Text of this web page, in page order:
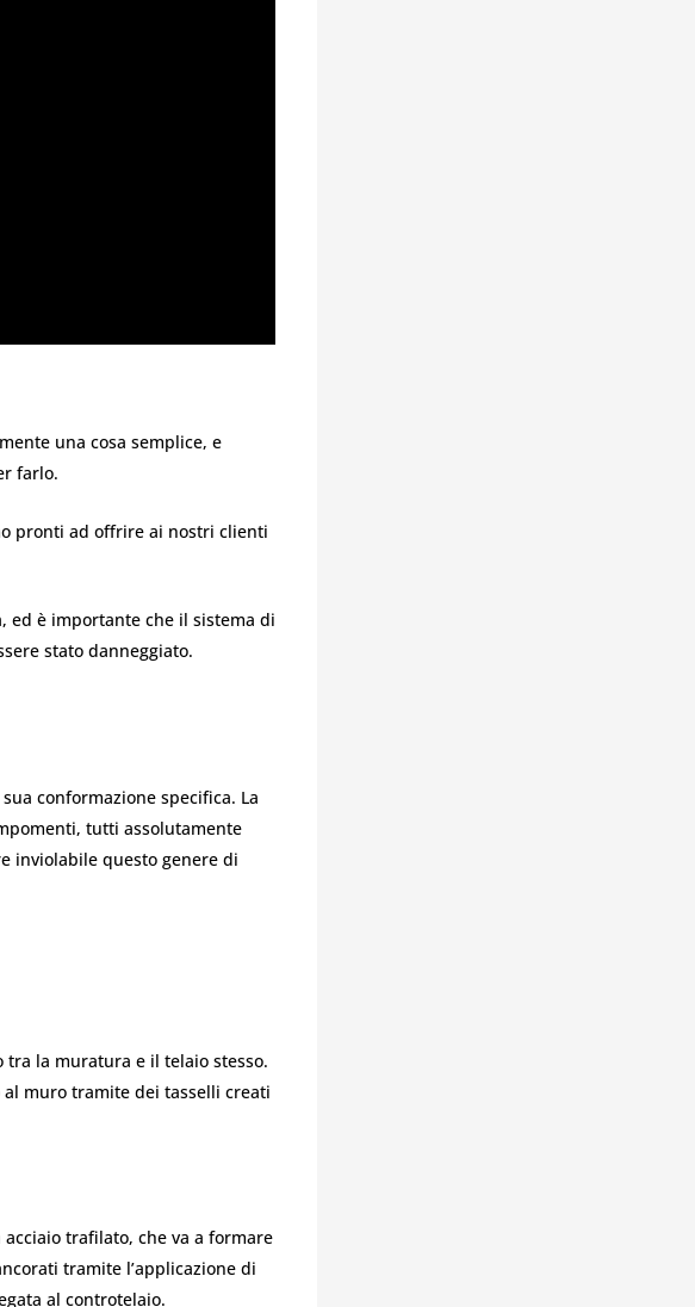
una cosa semplice, e
farlo.
pronti ad offrire ai nostri clienti
ed è importante che il sistema di
stato danneggiato.
conformazione specifica. La
tutti assolutamente
inviolabile questo genere di
la muratura e il telaio stesso.
al muro tramite dei tasselli creati
trafilato, che va a formare
tramite l’applicazione di
al controtelaio.